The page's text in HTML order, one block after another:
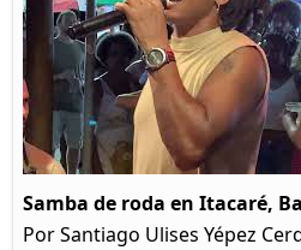
Samba de roda en Itacaré,
Por Santiago Ulises Yépez